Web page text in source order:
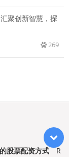
聚创新智慧，探
269
股票配资方式 R